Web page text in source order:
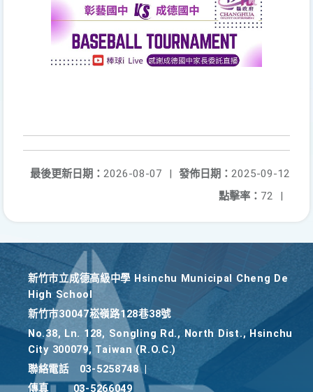
發佈日期： 2025-09-12
最後更新日期： 2026-08-07
點擊率： 72
新竹巿立成德高級中學 Hsinchu Municipal Cheng De
High School
新竹巿30047崧嶺路128巷38號
No.38, Ln. 128, Songling Rd., North Dist., Hsinchu
City 300079, Taiwan (R.O.C.)
聯絡電話
03-5258748
傳真
03-5266049